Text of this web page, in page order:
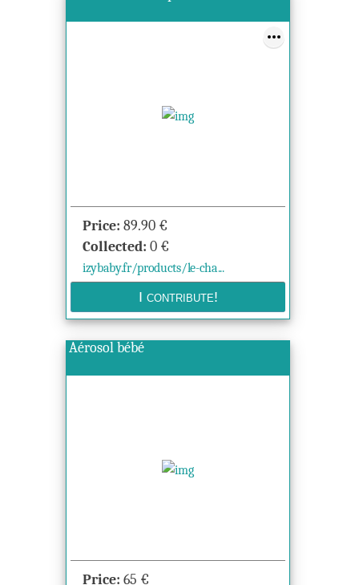
Price: 89.90 €
Collected: 0 €
izybaby.fr/products/le-cha...
Aérosol bébé
Price: 65 €